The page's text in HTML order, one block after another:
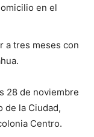
en el
a tres meses con
28 de noviembre
de la Ciudad,
Centro.